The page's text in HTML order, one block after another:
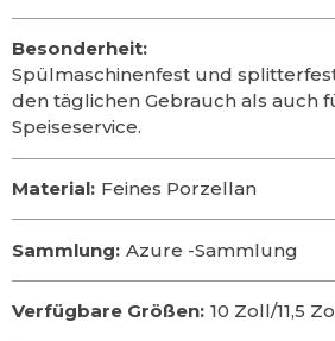
Besonderheit:
Spülmaschinenfest und
den täglichen Gebrauch als auch
Speiseservice.
Material: Feines Porzellan
Sammlung: Azure -Sammlung
Verfügbare Größen: 10 Zoll/11,5